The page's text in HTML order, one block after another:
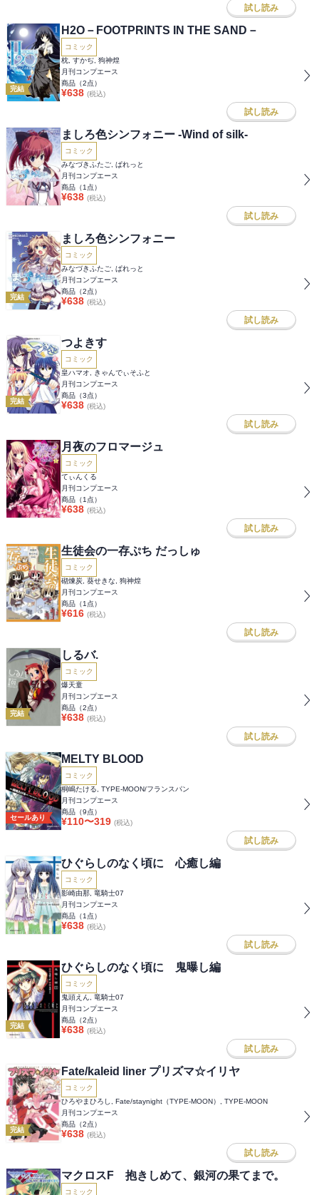
試し読み
完結
H2O－FOOTPRINTS IN THE SAND－
コミック
枕, すかぢ, 狗神煌
月刊コンプエース
商品（2点）
¥638 (税込)
試し読み
ましろ色シンフォニー -Wind of silk-
コミック
みなづきふたご, ぱれっと
月刊コンプエース
商品（1 点）
¥638 (税込)
試し読み
完結
ましろ色シンフォニー
コミック
みなづきふたご, ぱれっと
月刊コンプエース
商品（2点）
¥638 (税込)
試し読み
完結
つよきす
コミック
皇ハマオ, きゃんでぃそふと
月刊コンプエース
商品（3点）
¥638 (税込)
試し読み
月夜のフロマージュ
コミック
てぃんくる
月刊コンプエース
商品（1 点）
¥638 (税込)
試し読み
生徒会の一存ぷち だっしゅ
コミック
砌煉炭, 葵せきな, 狗神煌
月刊コンプエース
商品（1 点）
¥616 (税込)
試し読み
完結
しるバ.
コミック
爆天童
月刊コンプエース
商品（2点）
¥638 (税込)
試し読み
セールあり
MELTY BLOOD
コミック
桐嶋たける, TYPE-MOON/フランスパン
月刊コンプエース
商品（9点）
¥110〜319 (税込)
試し読み
ひぐらしのなく頃に 心癒し編
コミック
影崎由那, 竜騎士07
月刊コンプエース
商品（1 点）
¥638 (税込)
試し読み
完結
ひぐらしのなく頃に 鬼曝し編
コミック
鬼頭えん, 竜騎士07
月刊コンプエース
商品（2点）
¥638 (税込)
試し読み
完結
Fate/kaleid liner プリズマ☆イリヤ
コミック
ひろやまひろし, Fate/staynight（TYPE-MOON）, TYPE-MOON
月刊コンプエース
商品（2点）
¥638 (税込)
試し読み
マクロスF 抱きしめて、銀河の果てまで。
コミック